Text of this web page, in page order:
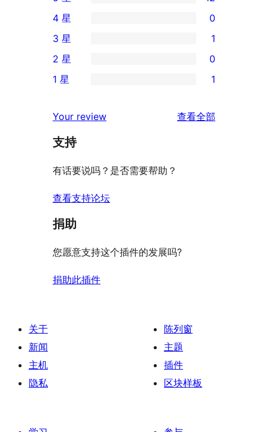
12
条
5
星
评
条
4
星
价
4 星 0
1
条
3
评
价
3 星 1
条
星
评
2 星 0
1
星
价
1 星 1
Your review 查看全部
支持
有话要说吗？是否需要帮助？
查看支持论坛
捐助
您愿意支持这个插件的发展吗?
捐助此插件
关于
新闻
主机
隐私
陈列窗
主题
插件
区块样板